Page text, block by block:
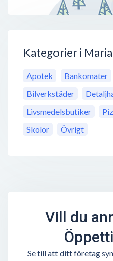
Kategorier i
Apotek Bankomater
Bilverkstäder
Livsmedelsbutiker
Skolor
Övrigt
Vill du
Se till att ditt företag